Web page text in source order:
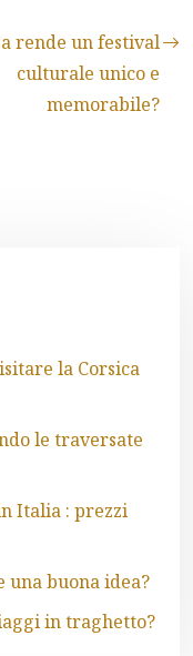
rende un festival
culturale unico e
memorabile?
la Corsica
le traversate
Italia : prezzi
buona idea?
in traghetto?